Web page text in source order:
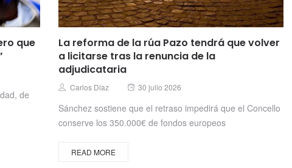
que
de
La reforma de la rúa Pazo tendrá que volver
a licitarse tras la renuncia de la
adjudicataria
Author
Carlos Diaz
Posted
30 julio 2026
Sánchez sostiene que el retraso impedirá que el Concello
conserve los 350.000€ de fondos europeos
READ MORE